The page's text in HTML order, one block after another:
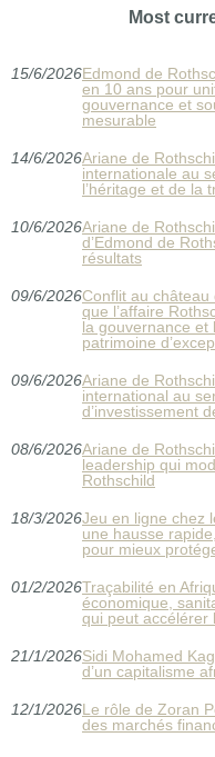
Most
15/6/2026Edmond de
en 10 ans pour
gouvernance et
mesurable
14/6/2026Ariane de
internationale au
l’héritage et de la
10/6/2026Ariane de
d’Edmond de
résultats
09/6/2026Conflit au château
que l’affaire
la gouvernance et
patrimoine
09/6/2026Ariane de
international au
d’investissement
08/6/2026Ariane de
leadership qui
Rothschild
18/3/2026Jeu en ligne chez
une hausse
pour mieux
01/2/2026Traçabilité en
économique,
qui peut accélérer
21/1/2026Sidi Mohamed
d’un capitalisme
12/1/2026Le rôle de Zoran
des marchés